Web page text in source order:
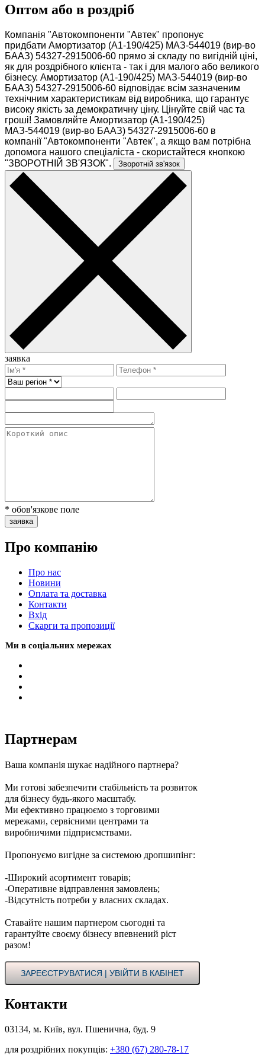
Оптом або в роздріб
Компанія "Автокомпоненти "Автек" пропонує
придбати Амортизатор (А1-190/425) МАЗ-544019 (вир-во
БААЗ) 54327-2915006-60 прямо зі складу по вигідній ціні,
як для роздрібного клієнта - так і для малого або великого
бізнесу. Амортизатор (А1-190/425) МАЗ-544019 (вир-во
БААЗ) 54327-2915006-60 відповідає всім зазначеним
технічним характеристикам від виробника, що гарантує
високу якість за демократичну ціну. Цінуйте свій час та
гроші! Замовляйте Амортизатор (А1-190/425)
МАЗ-544019 (вир-во БААЗ) 54327-2915006-60 в
компанії "Автокомпоненти "Автек", а якщо вам потрібна
допомога нашого спеціаліста - скористайтеся кнопкою
"ЗВОРОТНІЙ ЗВ'ЯЗОК".
Зворотній зв'язок
заявка
* обов'язкове поле
заявка
Про компанію
Про нас
Новини
Оплата та доставка
Контакти
Вхiд
Скарги та пропозиції
Ми в соціальних мережах
Партнерам
Ваша компанія шукає надійного партнера?
Ми готові забезпечити стабільність та розвиток
для бізнесу будь-якого масштабу.
Ми ефективно працюємо з торговими
мережами, сервісними центрами та
виробничими підприємствами.
Пропонуємо вигідне за системою дропшипінг:
-Широкий асортимент товарів;
-Оперативне відправлення замовлень;
-Відсутність потреби у власних складах.
Ставайте нашим партнером сьогодні та
гарантуйте своєму бізнесу впевнений ріст
разом!
ЗАРЕЄСТРУВАТИСЯ | УВІЙТИ В КАБІНЕТ
Контакти
03134, м. Київ, вул. Пшенична, буд. 9
для роздрібних покупців: +380 (67) 280-78-17